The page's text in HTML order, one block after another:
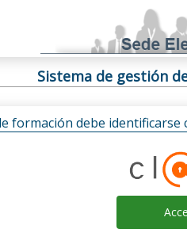
Sistema de gestión
formación debe